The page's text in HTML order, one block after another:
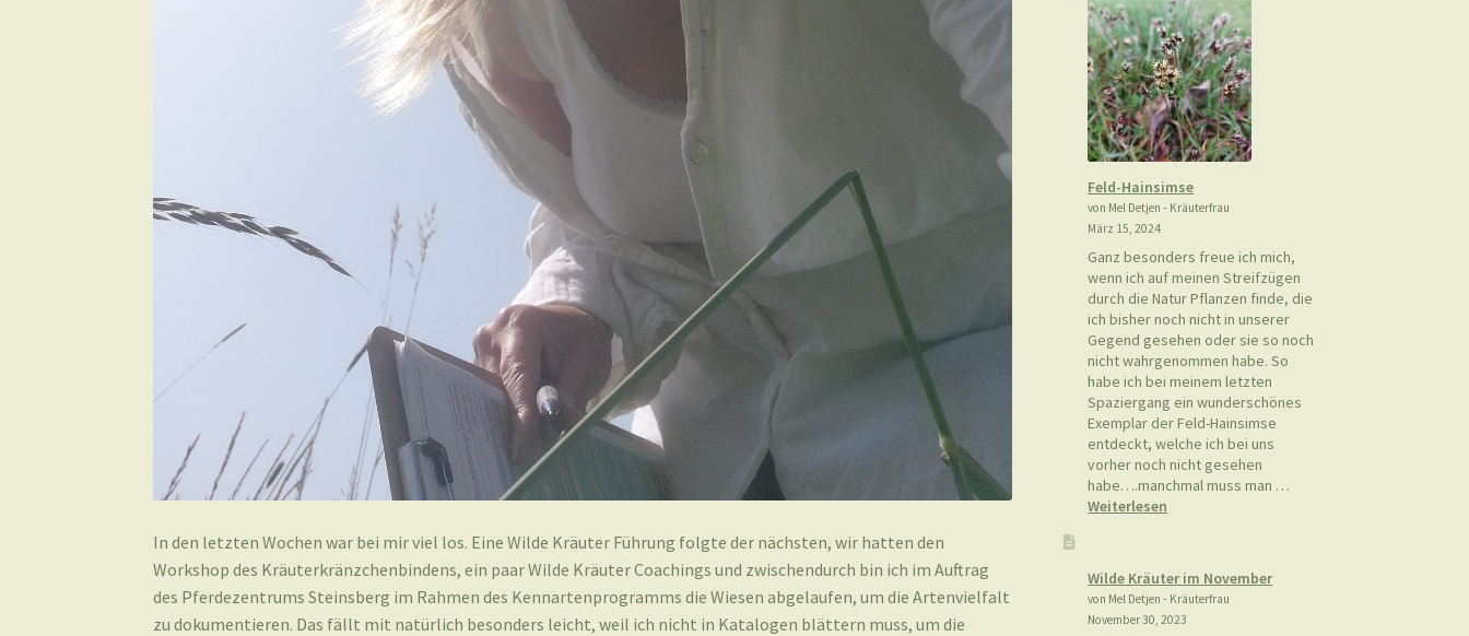
In den letzten Wochen war bei mir viel los. Eine Wilde Kräuter Führung folgte der nächsten, wir hatten den
Workshop des Kräuterkränzchenbindens, ein paar Wilde Kräuter Coachings und zwischendurch bin ich im Auftrag
des Pferdezentrums Steinsberg im Rahmen des Kennartenprogramms die Wiesen abgelaufen, um die Artenvielfalt
zu dokumentieren. Das fällt mit natürlich besonders leicht, weil ich nicht in Katalogen blättern muss, um die
Aronstab
unterscheiden
Feld-Hainsimse
von Mel Detjen - Kräuterfrau
März 15, 2024
Ganz besonders freue ich mich,
wenn ich auf meinen Streifzügen
durch die Natur Pflanzen finde, die
ich bisher noch nicht in unserer
Gegend gesehen oder sie so noch
nicht wahrgenommen habe. So
habe ich bei meinem letzten
Spaziergang ein wunderschönes
Exemplar der Feld-Hainsimse
entdeckt, welche ich bei uns
vorher noch nicht gesehen
habe….manchmal muss man …
Weiterlesen
Wilde Kräuter im November
von Mel Detjen - Kräuterfrau
November 30, 2023